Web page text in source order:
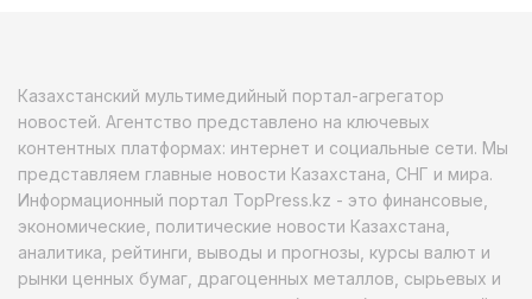
Казахстанский мультимедийный портал-агрегатор
новостей. Агентство представлено на ключевых
контентных платформах: интернет и социальные сети. Мы
представляем главные новости Казахстана, СНГ и мира.
Информационный портал TopPress.kz - это финансовые,
экономические, политические новости Казахстана,
аналитика, рейтинги, выводы и прогнозы, курсы валют и
рынки ценных бумаг, драгоценных металлов, сырьевых и